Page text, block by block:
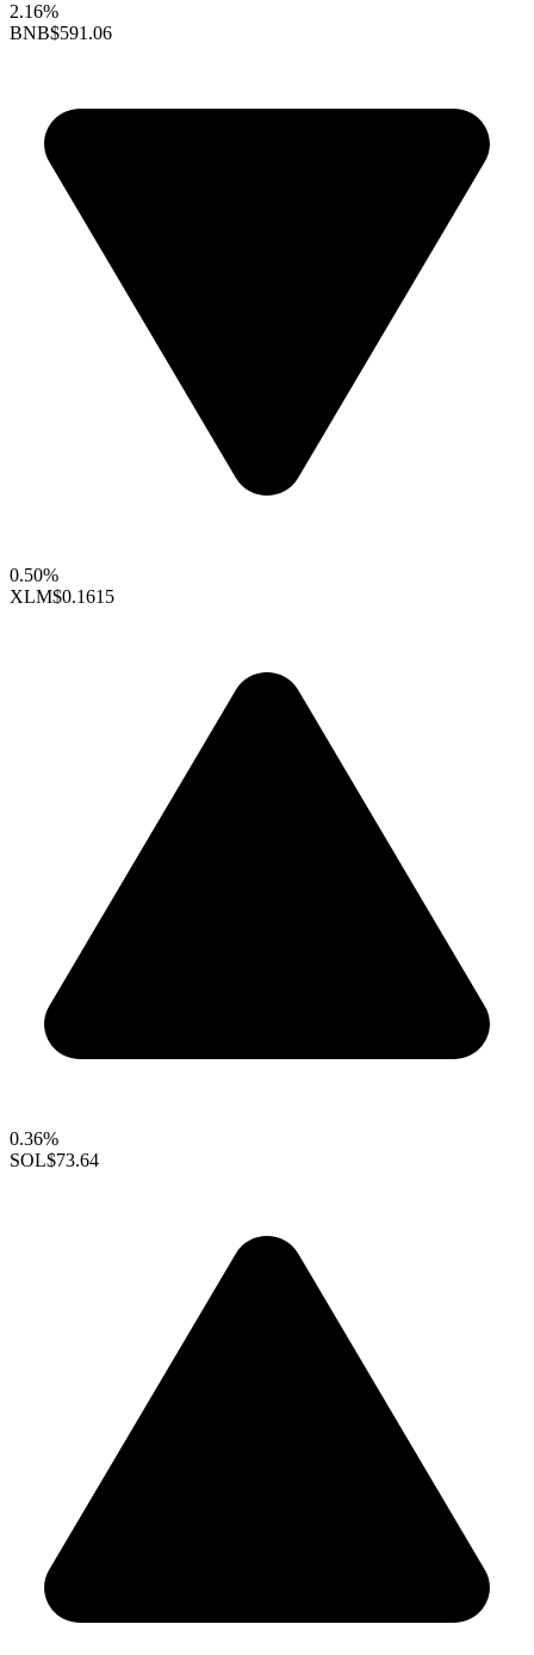
2.16%
BNB$591.06
0.50%
XLM$0.1615
0.36%
SOL$73.64